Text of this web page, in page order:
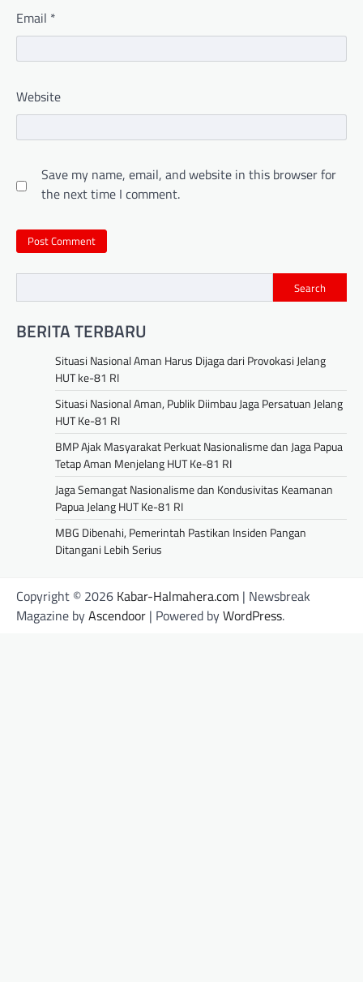
Email *
Website
Save my name, email, and website in this browser for
the next time I comment.
Search
BERITA TERBARU
Situasi Nasional Aman Harus Dijaga dari Provokasi Jelang
HUT ke-81 RI
Situasi Nasional Aman, Publik Diimbau Jaga Persatuan Jelang
HUT Ke-81 RI
BMP Ajak Masyarakat Perkuat Nasionalisme dan Jaga Papua
Tetap Aman Menjelang HUT Ke-81 RI
Jaga Semangat Nasionalisme dan Kondusivitas Keamanan
Papua Jelang HUT Ke-81 RI
MBG Dibenahi, Pemerintah Pastikan Insiden Pangan
Ditangani Lebih Serius
Copyright © 2026 Kabar-Halmahera.com | Newsbreak
Magazine byAscendoor | Powered byWordPress.